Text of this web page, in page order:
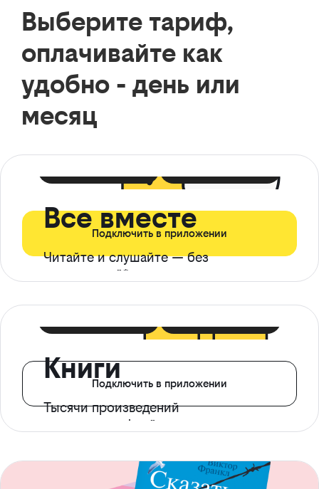
Выберите тариф,
оплачивайте как
удобно - день или
месяц
Все вместе
Читайте и слушайте — без
ограничений*
Подключить в приложении
Книги
Тысячи произведений
с доступом офлайн
Подключить в приложении